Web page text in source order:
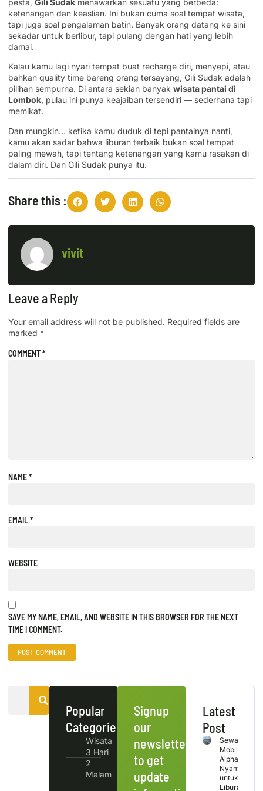
ketenangan dan keaslian. Ini bukan cuma soal tempat wisata,
tapi juga soal pengalaman batin. Banyak orang datang ke sini
sekadar untuk berlibur, tapi pulang dengan hati yang lebih
damai.
Kalau kamu lagi nyari tempat buat recharge diri, menyepi, atau
bahkan quality time bareng orang tersayang, Gili Sudak adalah
pilihan sempurna. Di antara sekian banyak wisata pantai di
Lombok, pulau ini punya keajaiban tersendiri — sederhana tapi
memikat.
Dan mungkin… ketika kamu duduk di tepi pantainya nanti,
kamu akan sadar bahwa liburan terbaik bukan soal tempat
paling mewah, tapi tentang ketenangan yang kamu rasakan di
dalam diri. Dan Gili Sudak punya itu.
Share this :
vivit
Leave a Reply
Your email address will not be published. Required fields are
marked *
COMMENT*
NAME*
EMAIL*
WEBSITE
SAVE MY NAME, EMAIL, AND WEBSITE IN THIS BROWSER FOR THE NEXT
TIME I COMMENT.
Popular
Categories
Wisata
3 Hari
2
Malam
Signup
our
newsletter
to get
update
Latest
Post
Sewa
Mobil
Alphard
Nyaman
untuk
Liburan